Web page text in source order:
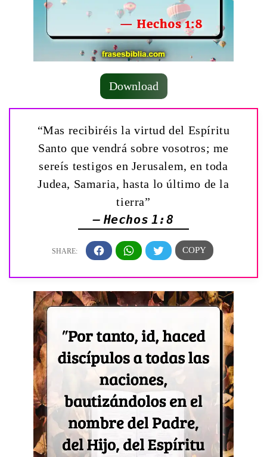
Download
“Mas recibiréis la virtud del Espíritu
Santo que vendrá sobre vosotros; me
sereís testigos en Jerusalem, en toda
Judea, Samaria, hasta lo último de la
tierra”
— Hechos 1:8